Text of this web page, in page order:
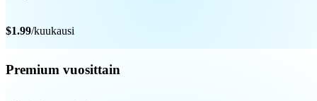
$1.99/kuukausi
Premium vuosittain